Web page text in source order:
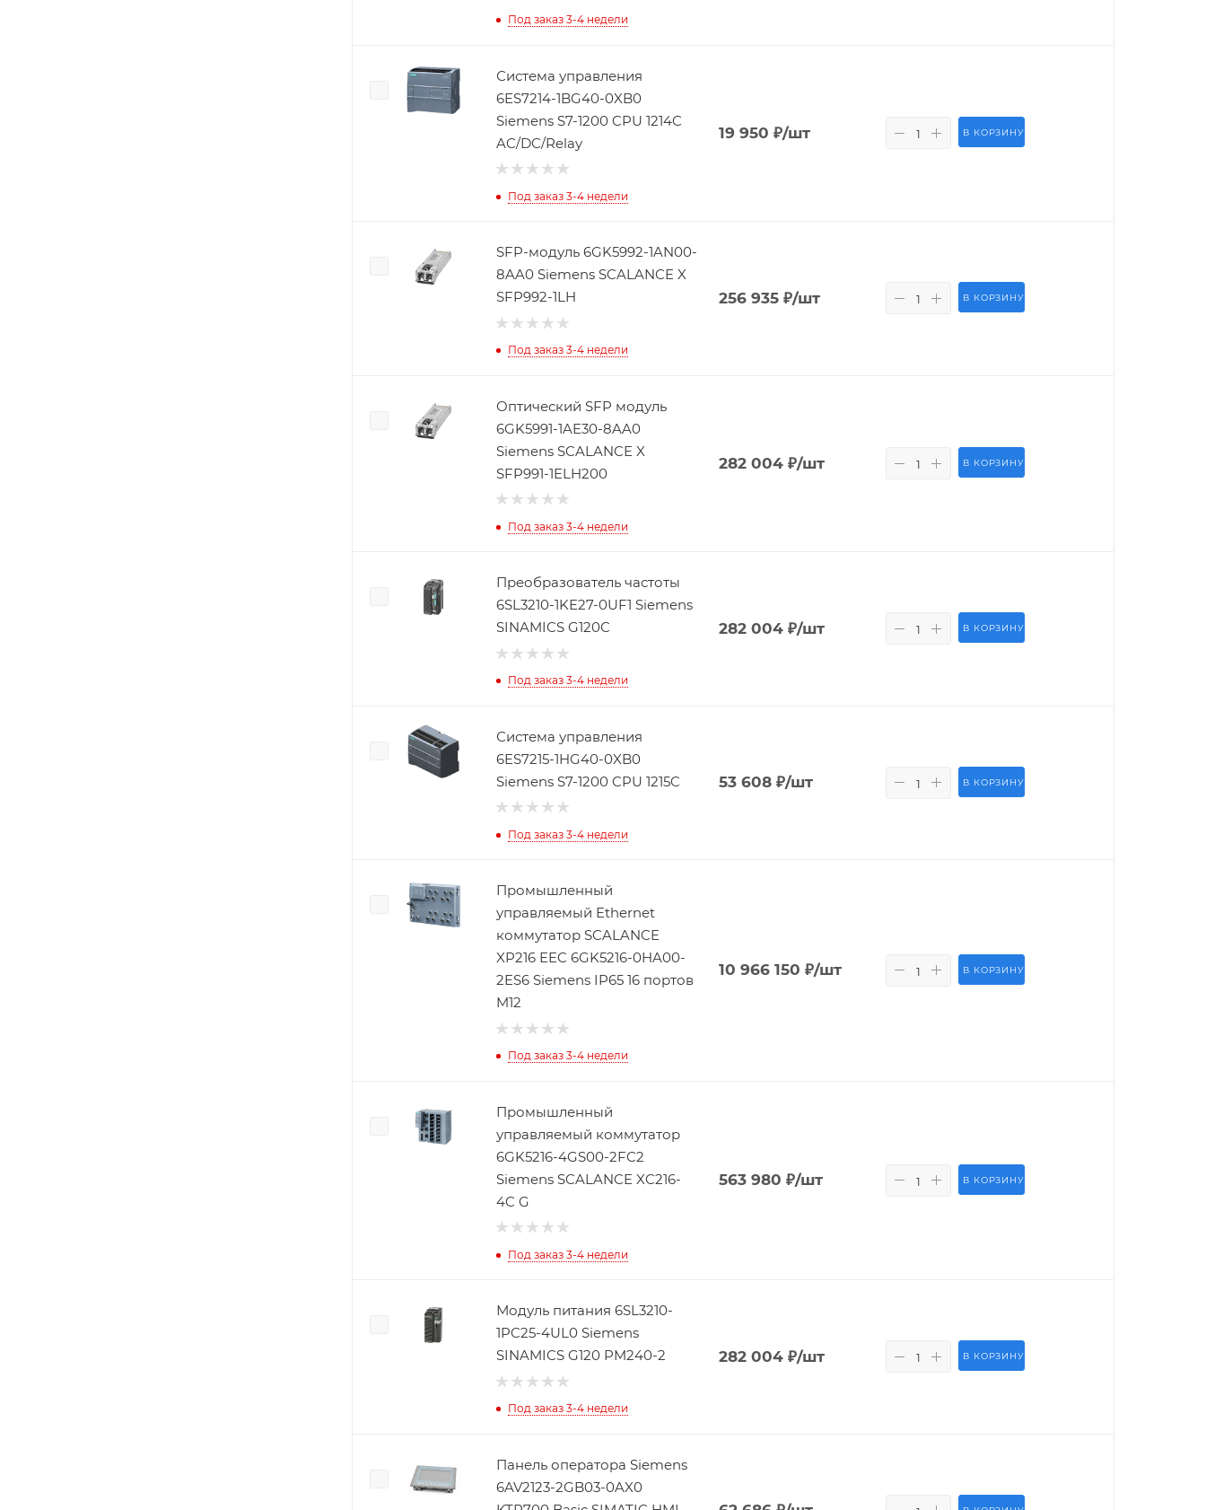
Под заказ 3-4 недели
Система управления
6ES7214-1BG40-0XB0
Siemens S7-1200 CPU 1214C
AC/DC/Relay
Под заказ 3-4 недели
19 950 ₽/шт В КОРЗИНУ
SFP-модуль 6GK5992-1AN00-
8AA0 Siemens SCALANCE X
SFP992-1LH
Под заказ 3-4 недели
256 935₽/шт В КОРЗИНУ
Оптический SFP модуль
6GK5991-1AE30-8AA0
Siemens SCALANCE X
SFP991-1ELH200
Под заказ 3-4 недели
282 004₽/шт В КОРЗИНУ
Преобразователь частоты
6SL3210-1KE27-0UF1 Siemens
SINAMICS G120C
Под заказ 3-4 недели
282 004₽/шт В КОРЗИНУ
Система управления
6ES7215-1HG40-0XB0
Siemens S7-1200 CPU 1215C
Под заказ 3-4 недели
53 608₽/шт В КОРЗИНУ
Промышленный
управляемый Ethernet
коммутатор SCALANCE
XP216 EEC 6GK5216-0HA00-
2ES6 Siemens IP65 16 портов
M12
Под заказ 3-4 недели
10 966 150 ₽/шт В КОРЗИНУ
Промышленный
управляемый коммутатор
6GK5216-4GS00-2FC2
Siemens SCALANCE XC216-
4C G
Под заказ 3-4 недели
563 980 ₽/шт В КОРЗИНУ
Модуль питания 6SL3210-
1PC25-4UL0 Siemens
SINAMICS G120 PM240-2
Под заказ 3-4 недели
282 004₽/шт В КОРЗИНУ
Панель оператора Siemens
6AV2123-2GB03-0AX0